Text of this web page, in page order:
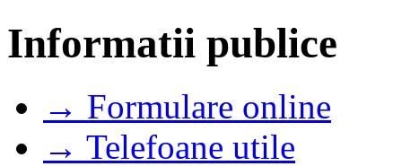
Informatii publice
→ Formulare online
→ Telefoane utile